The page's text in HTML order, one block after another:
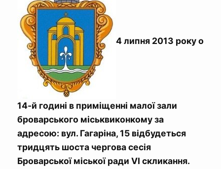
4 липня 2013 року о
14-й годині в приміщенні малої зали
броварського міськвиконкому за
адресою: вул. Гагаріна, 15 відбудеться
тридцять шоста чергова сесія
Броварської міської ради VІ скликання.